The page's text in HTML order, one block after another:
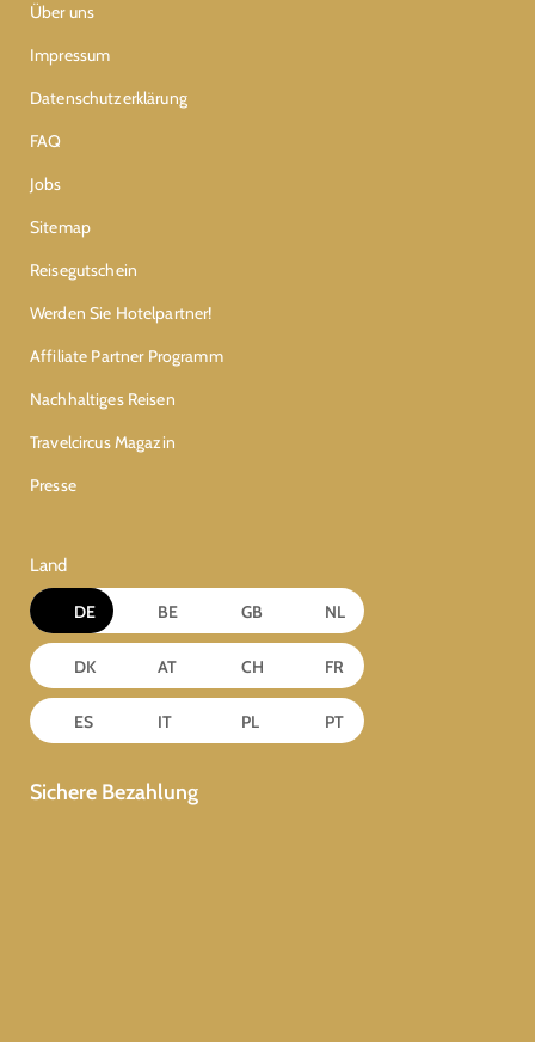
Über uns
Impressum
Datenschutzerklärung
FAQ
Jobs
Sitemap
Reisegutschein
Werden Sie Hotelpartner!
Affiliate Partner Programm
Nachhaltiges Reisen
Travelcircus Magazin
Presse
Land
DE BE GB NL
DK AT CH FR
ES IT PL PT
Sichere Bezahlung